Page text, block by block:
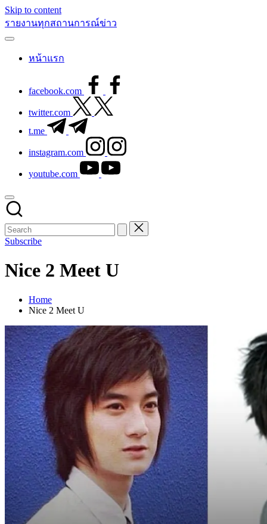
Skip to content
รายงานทุกสถานการณ์ข่าว
หน้าแรก
facebook.com
twitter.com
t.me
instagram.com
youtube.com
Subscribe
Nice 2 Meet U
Home
Nice 2 Meet U